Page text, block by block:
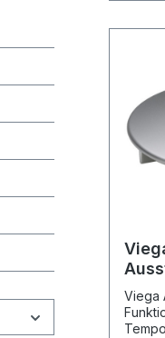
Nr.
Viega